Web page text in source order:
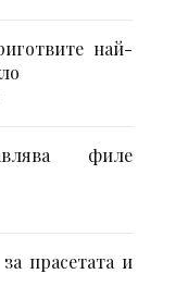
най-
филе
прасетата и